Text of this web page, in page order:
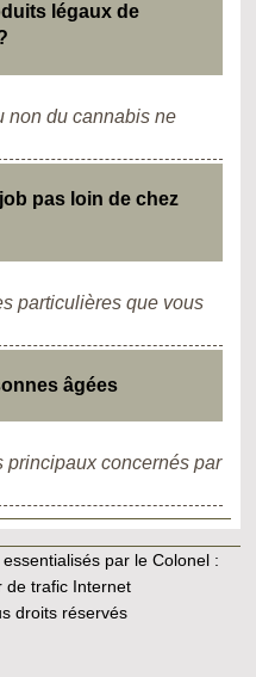
légaux de
non du cannabis ne
pas loin de chez
particulières que vous
âgées
principaux concernés par
par le Colonel :
de trafic Internet
droits réservés